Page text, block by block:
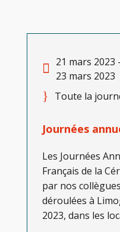
21 mars 2023 -
23 mars 2023
Toute la
Journées
Les Journées
Français de la
par nos
déroulées à
2023, dans les